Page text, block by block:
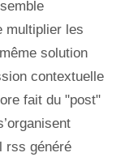
multiplier les
solution
contextuelle
fait du "post"
rss généré